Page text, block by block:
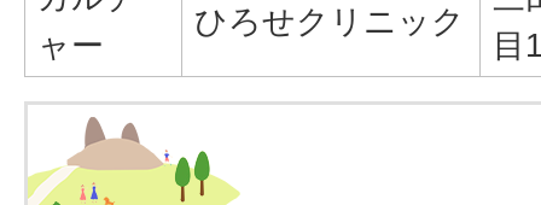
ャー
ひろせクリニック
目